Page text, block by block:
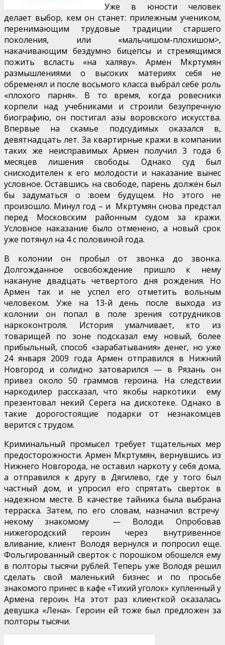
Уже в юности человек
делает выбор, кем он станет: прилежным учеником,
перенимающим трудовые традиции старшего
поколения, или «мальчишом-плохишом>,
накачивающим бездумно бицепсы и стремящимся
пожить всласть «на халяву». Армен Мкртумян
размышлениями о высоких материях себя не
обременял и после восьмого класса выбрал себе роль
«плохого парня». В то время, когда ровесники
корпели над учебниками и строили безупречную
биографию, он постигал азы воровского искусства.
Впервые на скамье подсудимых оказался в,
девятнадцать лет. За квартирные кражи в компании
таких же неисправимых Армен получил 3 года 6
месяцев лишения свободы. Однако суд был
снисходителен к его молодости и наказание вынес
условное. Оставшись на свободе, парень должен был
бы задуматься о :воем будущем. Но этого не
произошло. Минул год – и Мкртумян снова предстал
перед Московским районным судом за кражи.
Условное наказание было отменено, а новый срок
уже потянул на 4 с половиной года.
В колонии он пробыл от звонка до звонка.
Долгожданное освобождение пришло к нему
накануне двадцать четвертого дня рождения. Но
Армен так и не успел его отметить вольным
человеком. Уже на 13-й день после выхода из
колонии он попал в поле зрения сотрудников
наркоконтроля. История умалчивает, кто из
товарищей по зоне подсказал ему новый, более
прибыльный, способ «зарабатывания» денег, но уже
24 января 2009 года Армен отправился в Нижний
Новгород и солидно затоварился — в Рязань он
привез около 50 граммов героина. На следствии
наркодилер рассказал, что якобы наркотики ему
презентовал некий Серега на дискотеке. Однако в
такие дорогостоящие подарки от незнакомцев
верится с трудом.
Криминальный промысел требует тщательных мер
предосторожности. Армен Мкртумян, вернувшись из
Нижнего Новгорода, не оставил наркоту у себя дома,
а отправился к другу в Дягилево, где у того был
частный дом, и упросил его спрятать сверток в
надежном месте. В качестве тайника была выбрана
терраска. Затем, по его словам, назначил встречу
некому знакомому — Володи. Опробовав
нижегородский героин через внутривенное
вливание, клиент Володя вернулся и попросил еще.
Фольгированный сверток с порошком обошелся ему
в полторы тысячи рублей. Теперь уже Володя решил
сделать свой маленький бизнес и по просьбе
знакомого принес в кафе «Тихий уголок» купленный у
Армена героин. На этот раз клиенткой оказалась
девушка «Лена». Героин ей тоже был предложен за
полторы тысячи.